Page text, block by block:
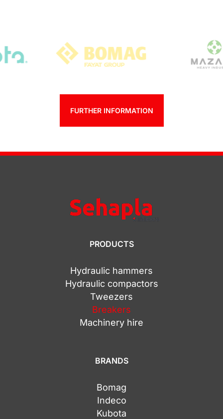
FURTHER INFORMATION
PRODUCTS
Hydraulic hammers
Hydraulic compactors
Tweezers
Breakers
Machinery hire
BRANDS
Bomag
Indeco
Kubota